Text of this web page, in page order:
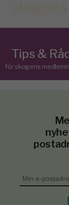
/Tips &
för skogens